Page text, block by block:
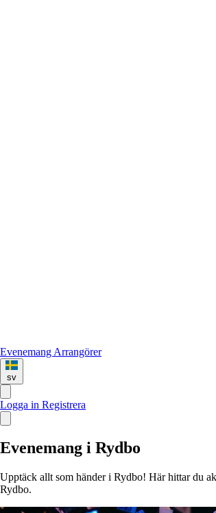
Evenemang Arrangörer
sv
Logga in Registrera
Evenemang i Rydbo
Upptäck allt som händer i Rydbo! Här hittar du
Rydbo.